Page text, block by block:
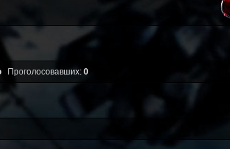
Проголосовавших: 0